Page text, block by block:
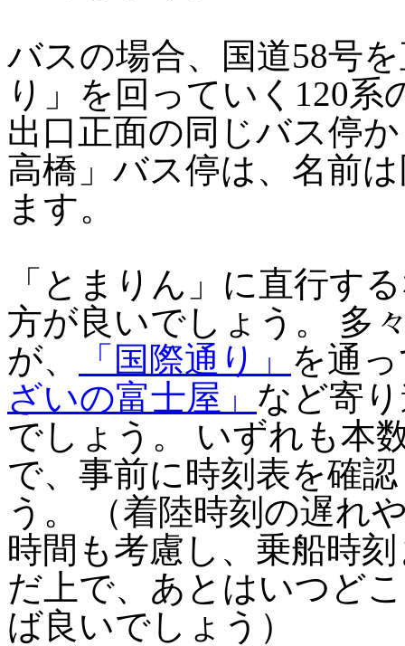
バスの場合、国道58号
り」を回っていく120
出口正面の同じバス停
高橋」バス停は、名前
ます。
「とまりん」に直行す
方が良いでしょう。 多
が、
「国際通り」 を通
ざいの富士屋」 など寄
でしょう。 いずれも本
で、事前に時刻表を確
う。 （着陸時刻の遅れ
時間も考慮し、乗船時
だ上で、あとはいつど
ば良いでしょう）